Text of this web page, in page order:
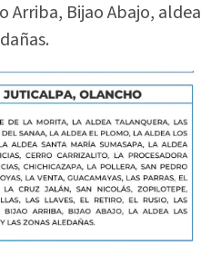
Arriba, Bijao Abajo, aldea